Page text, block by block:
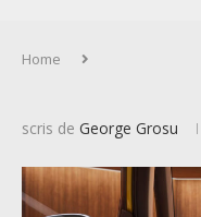
Home
scris de George Grosu